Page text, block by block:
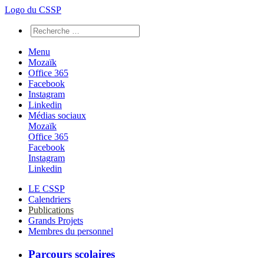
Logo du CSSP
Menu
Mozaïk
Office 365
Facebook
Instagram
Linkedin
Médias sociaux
Mozaïk
Office 365
Facebook
Instagram
Linkedin
LE CSSP
Calendriers
Publications
Grands Projets
Membres du personnel
Parcours scolaires